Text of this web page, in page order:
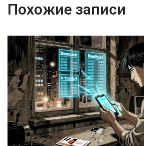
Похожие записи